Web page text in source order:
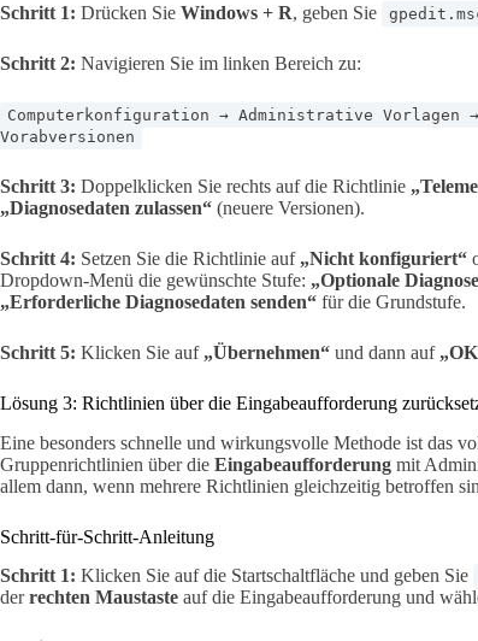
Schritt 1: Drücken Sie Windows + R, geben Sie
Schritt 2: Navigieren Sie im linken Bereich zu:
Computerkonfiguration → Administrative Vorlagen →
Vorabversionen
Schritt 3: Doppelklicken Sie rechts auf die Richtlinie
„Diagnosedaten zulassen“ (neuere Versionen).
Schritt 4: Setzen Sie die Richtlinie auf „Nicht konfiguriert“
Dropdown-Menü die gewünschte Stufe: „Optionale
„Erforderliche Diagnosedaten senden“ für die Grundstufe.
Schritt 5: Klicken Sie auf „Übernehmen“ und dann auf
Lösung 3: Richtlinien über die Eingabeaufforderung
Eine besonders schnelle und wirkungsvolle Methode ist das
Gruppenrichtlinien über die Eingabeaufforderung mit
allem dann, wenn mehrere Richtlinien gleichzeitig betroffen
Schritt-für-Schritt-Anleitung
Schritt 1: Klicken Sie auf die Startschaltfläche und geben Sie
derrechten Maustaste auf die Eingabeaufforderung und